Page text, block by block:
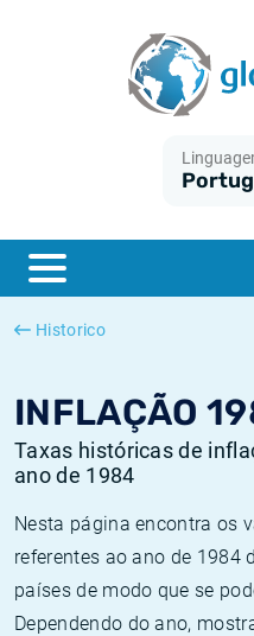
Historico
INFLAÇÃO
Taxas históricas de
ano de 1984
Nesta página encontra os
referentes ao ano de 1984
países de modo que se
Dependendo do ano,
ESTER
SONIA
O que é a inflação do IPC?
O que é a inflação do IHPC?
Inflação Estados Unidos
Inflação Europa
Taxas Euribor históricas
Taxas ESTER históricas
Taxas SONIA históricas
Taxas TONAR históricas
Calculadora de inflação